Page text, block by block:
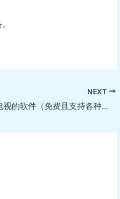
NEXT
电脑投屏到电视的软件（免费且支持各种投屏协议）